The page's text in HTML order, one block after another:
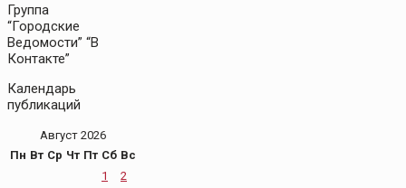
Группа
“Городские
Ведомости” “В
Контакте”
Календарь
публикаций
Август 2026
Пн Вт Ср Чт Пт Сб Вс
1
2